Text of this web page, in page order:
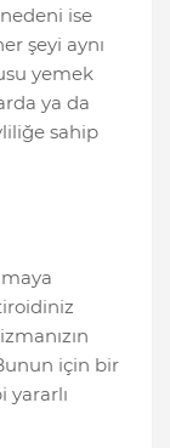
ise
şeyi aynı
yemek
ya da
sahip
için bir
yararlı